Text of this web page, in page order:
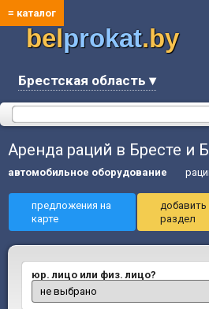
≡ каталог
belprokat.by
Брестская область ▾
Аренда раций в Бресте и
автомобильное оборудование
предложения на
карте
раздел
юр. лицо или физ. лицо?